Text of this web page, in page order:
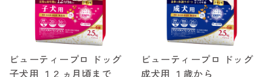
ビューティープロ ドッグ
子犬用 １２ヵ月頃まで
ビューティープロ ドッグ
成犬用 １歳から